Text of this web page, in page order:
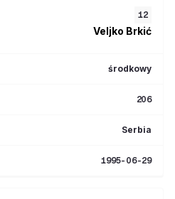
12
Veljko Brkić
środkowy
206
Serbia
1995-06-29